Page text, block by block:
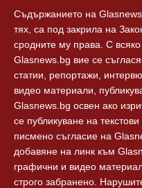
Съдържанието на
тях, са под закрила на
сродните му права. С
Glasnews.bg вие се
статии, репортажи,
видео материали,
Glasnews.bg освен ако
се публикуване на
писмено съгласие на
добавяне на линк към
графични и видео
строго забранено.